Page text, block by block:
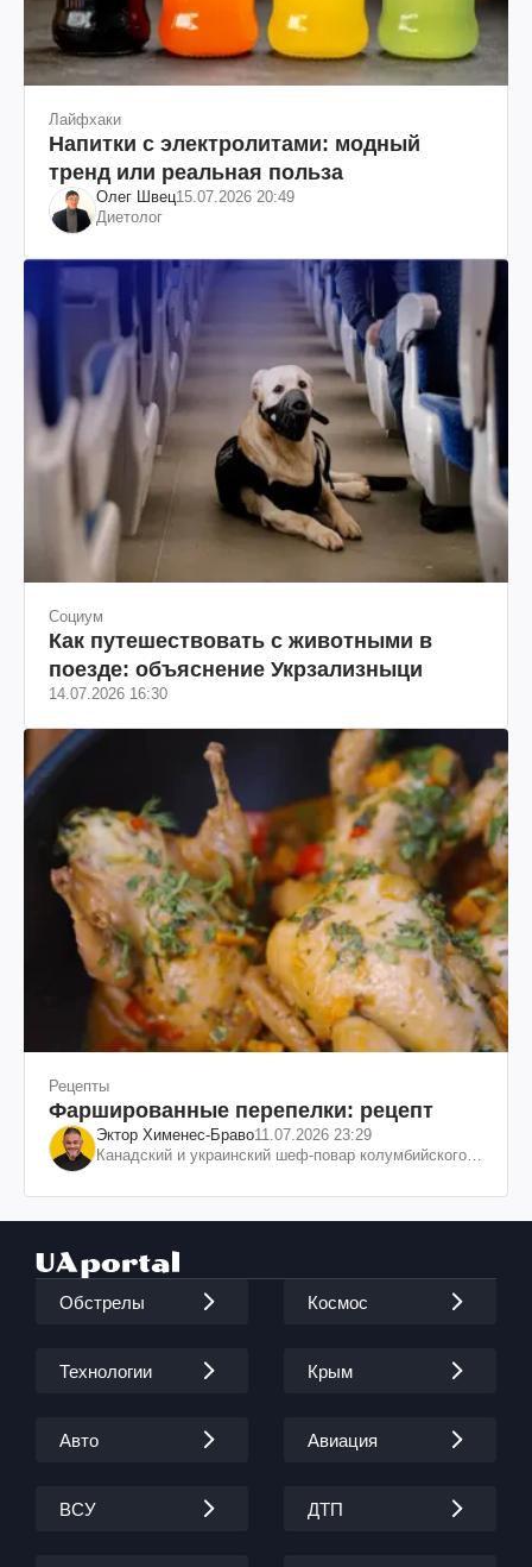
Лайфхаки
Напитки с электролитами: модный
тренд или реальная польза
Олег Швец15.07.2026 20:49
Диетолог
Социум
Как путешествовать с животными в
поезде: объяснение Укрзализныци
14.07.2026 16:30
Рецепты
Фаршированные перепелки: рецепт
Эктор Хименес-Браво11.07.2026 23:29
Канадский и украинский шеф-повар колумбийского
Обстрелы Космос
Технологии Крым
Авто Авиация
ВСУ ДТП